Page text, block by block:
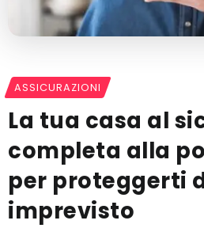
ASSICURAZIONI
La tua casa al
completa alla
per proteggerti
imprevisto